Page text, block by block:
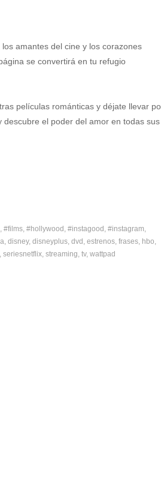
amantes del cine y los corazones
se convertirá en tu refugio
películas románticas y déjate llevar
descubre el poder del amor en todas sus
#films #hollywood #instagood #instagram
disney disneyplus dvd estrenos frases hbo
seriesnetflix streaming tv wattpad